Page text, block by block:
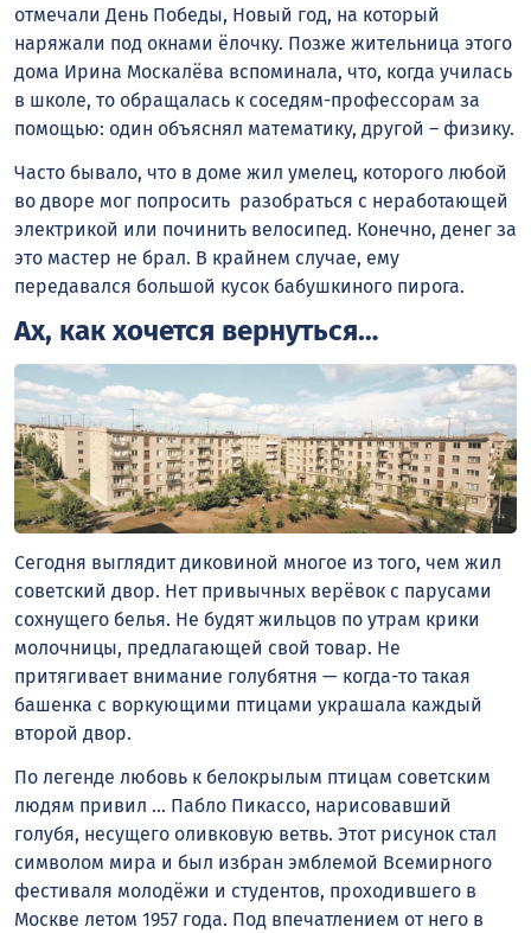
отмечали День Победы, Новый год, на который
наряжали под окнами ёлочку. Позже жительница этого
дома Ирина Москалёва вспоминала, что, когда училась
в школе, то обращалась к соседям-профессорам за
помощью: один объяснял математику, другой – физику.
Часто бывало, что в доме жил умелец, которого любой
во дворе мог попросить разобраться с неработающей
электрикой или починить велосипед. Конечно, денег за
это мастер не брал. В крайнем случае, ему
передавался большой кусок бабушкиного пирога.
Ах, как хочется вернуться…
Сегодня выглядит диковиной многое из того, чем жил
советский двор. Нет привычных верёвок с парусами
сохнущего белья. Не будят жильцов по утрам крики
молочницы, предлагающей свой товар. Не
притягивает внимание голубятня — когда-то такая
башенка с воркующими птицами украшала каждый
второй двор.
По легенде любовь к белокрылым птицам советским
людям привил … Пабло Пикассо, нарисовавший
голубя, несущего оливковую ветвь. Этот рисунок стал
символом мира и был избран эмблемой Всемирного
фестиваля молодёжи и студентов, проходившего в
Москве летом 1957 года. Под впечатлением от него в